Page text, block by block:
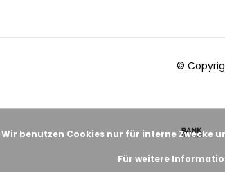
©
Wir benutzen Cookies nur für interne Zwecke
Für weitere